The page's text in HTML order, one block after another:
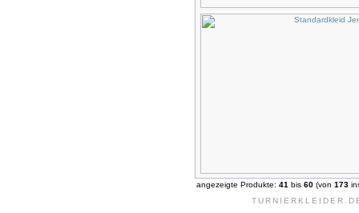
angezeigte Produkte: 41 bis 60 (von 173